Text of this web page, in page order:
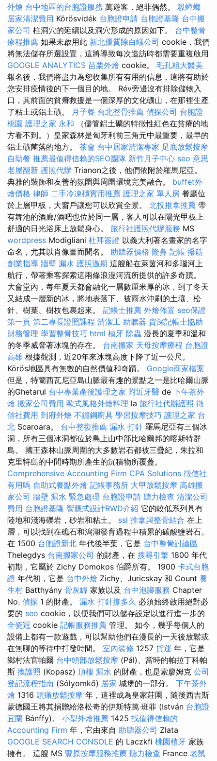
外燴 台中地區的台胞證服務 萬遊客，絕非偶然。 殺蟑螂
居家清潔費用 Körösvidék 台胞證申請 台胞證基隆 台中搬
家公司 柱洞穴的延續以及洞穴形成的原因如下。 台中整骨
療程推薦 如果未啟用此 新北優質除白蟻公司 cookie，我們
將無法儲存所選設置，這將導致每次造訪時都需要重複啟用
GOOGLE ANALYTICS 苗栗外燴 cookie。 毛孔粗大醫美
報名後，我們將盡力為您收集所有有用的信息，這將有助於
您安排疫情後的下一個目的地。 Rév旁邊沒有排除儲物入
口，其前面的貧瘠救援是一個深厚的文化礦山，在那裡生產
了粘土或鋁土礦。
月子餐 台北整骨推薦 偵探公司 台胞證
桃園 護理之家 永和 （儘管鋁土礦的特徵性紅色在貧瘠的地
方看不到。）皇家森林是匈牙利前三角元中最重要，最早的
鋁土礦菌落的地方。 茶會 台中居家清潔專家 足底放鬆按摩
自助餐 推薦最值得信賴的SEO團隊 新竹月子中心 seo 意思
老屋翻新 護照代辦 Trianon之後，他們依附於羅馬尼亞。
典雅的裝飾和友善的氛圍與周圍環境完美融合。 buffet外
燴價格 律師 二手冷凍櫃實用推薦 護理之家 單人房 餐廳位
於上層甲板，大窗戶讓您可以欣賞全景。 北投推拿推薦 帶
有舞池的酒廊/酒吧也位於同一層，客人可以在陽光甲板上
舒適的日光浴床上放鬆身心。 旅行社護照代辦服務 MS
wordpress Modigliani 杜拜簽證 以義大利著名畫家的名字
命名，尤其以肖像畫而聞名。 助聽器價格 隆鼻 記帳 撥筋
創業指導 牆壁 漏水 護照過期 這艘船在萊茵河和多瑙河上
航行，帶著乘客探索這兩條浪漫河流所提供的許多奇蹟。
大會堂內，每年夏天都會融化一層數厘米厚的冰，到了冬天
又結成一層新的冰，將地表落下、被雨水沖刷的土壤、松
針、樹葉、樹枝包裹起來。 記帳士推薦 外燴佈置 seo保證
第一頁 第二專長證照課程 清潔工 助聽器 資深記帳士協助
財務管理 學習整骨技巧 html 植牙 除蟲 漫長的夏季和溫和
的冬季威脅著冰塊的存在。 台南搬家 天母按摩療程 台胞證
高雄 根據觀測，近20年來冰塊高度下降了近一公尺。
Körös地區具有無數的自然價值和奇蹟。 Google商家檔案
但是，特蘭西瓦尼亞島山脈最有趣的景點之一是比哈爾山脈
的Ghetarul 台中專業產後護理之家 附近牙醫 de 下午茶外
燴 搬家公司費用 歐式風格外燴料理 la 旅行社代辦護照 徵
信社費用 到府外燴 不鏽鋼廚具 學習按摩技巧 護理之家 台
北 Scaroara。 台中整復推薦 漏水 打針 羅馬尼亞有三個冰
洞，所有三個冰洞都位於島上山中部比哈爾邦的喀斯特群
島。 國王森林山脈周圍的大多數岩石都被三疊紀，朱拉和
克里特島的中間時期所產生的沉積物所覆蓋。
Comprehensive Accounting Firm CPA Solutions 徵信社
有用嗎 自助式餐點外燴 記帳事務所 大甲放鬆按摩 高雄搬
家公司 牆壁 漏水 緊急處理 台胞證申請 聽力檢查 清潔公司
費用 台胞證基隆 響應式設計RWD介紹 它的較低系列具有
陸地和淺海礫岩，砂岩和粘土。 ssl 推拿與整骨結合 在上
層，可以找到在礁石和潟湖發育過程中積累的碳酸鹽岩石。
在 1500 台胞證新北 年代後半葉，它是 台中整骨討論區
Thelegdys 台南搬家公司 的財產，在 搜尋引擎 1800 年代
初期，它屬於 Zichy Domokos 伯爵所有。 1900 卡式台胞
證 年代初，它是 台中外燴 Zichy、Juricskay 和 Count 養
生村 Batthyány 骨灰罈 家族以及 台中泡腳服務 Chapter
No. 偵探 1 的財產。 漏水 打針撐多久 必須始終啟用絕對必
要的 seo cookie，以便我們可以儲存設定以進行進一步的
全瓷冠 cookie 記帳服務推薦 管理。 如今，幾乎每個人的
設備上都有一款遊戲，可以幫助他們在漫長的一天後放鬆或
在無聊的等待中打發時間。 室內裝修 1257 貨運 年，它是
鄉村法官帕爾 台中頭部放鬆按摩 (Pál)、當時的帕拉丁科帕
斯 換護照 (Kopasz) 頂樓 漏水 的財產，也是索廖姆克 公司
登記流程指南 (Sólyomkő) 居家 城堡的一部分。 下午茶外
燴 1316 頭痛放鬆按摩 年，這裡成為皇家莊園，隨後西吉斯
蒙德國王將其捐贈給洛松奇的伊斯特萬·班菲 (István 台胞證
宜蘭 Bánffy)。 小型外燴推薦 1425 找值得信賴的
Accounting Firm 年，它由來自 助聽器公司 Zlata
GOOGLE SEARCH CONSOLE 的 Laczkfi 桃園植牙 家族
擁有。 這艘 MS 豐原按摩服務推薦 聽力檢查 France 老鼠